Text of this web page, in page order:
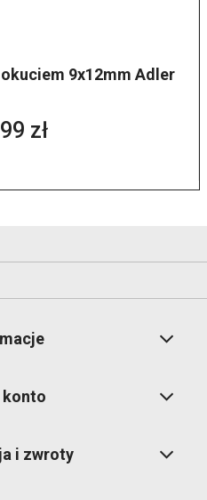
9x12mm Adler
zł
konto
i zwroty